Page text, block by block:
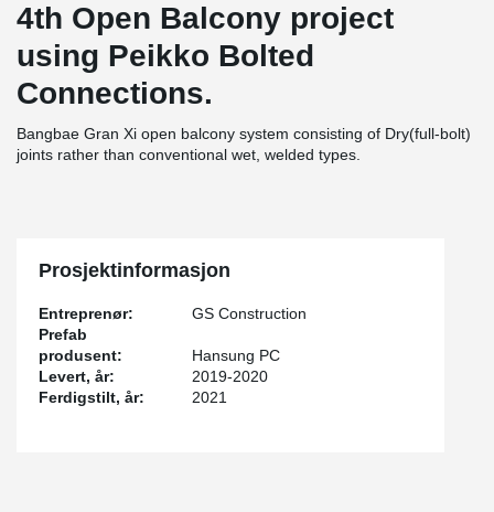
4th Open Balcony project
using Peikko Bolted
Connections.
Bangbae Gran Xi open balcony system consisting of Dry(full-bolt)
joints rather than conventional wet, welded types.
Prosjektinformasjon
Entreprenør:
GS Construction
Prefab
produsent:
Hansung PC
Levert, år:
2019-2020
Ferdigstilt, år:
2021